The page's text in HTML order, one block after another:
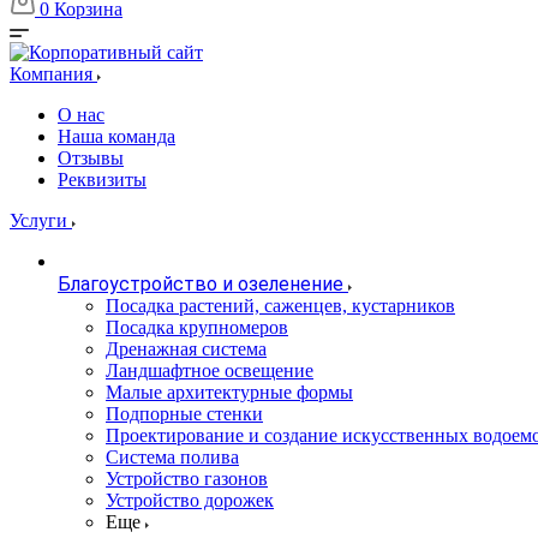
0 Корзина
Компания
О нас
Наша команда
Отзывы
Реквизиты
Услуги
Благоустройство и озеленение
Посадка растений, саженцев, кустарников
Посадка крупномеров
Дренажная система
Ландшафтное освещение
Малые архитектурные формы
Подпорные стенки
Проектирование и создание искусственных
Система полива
Устройство газонов
Устройство дорожек
Еще